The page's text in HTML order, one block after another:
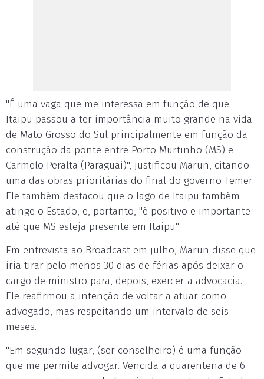
"É uma vaga que me interessa em função de que
Itaipu passou a ter importância muito grande na vida
de Mato Grosso do Sul principalmente em função da
construção da ponte entre Porto Murtinho (MS) e
Carmelo Peralta (Paraguai)", justificou Marun, citando
uma das obras prioritárias do final do governo Temer.
Ele também destacou que o lago de Itaipu também
atinge o Estado, e, portanto, "é positivo e importante
até que MS esteja presente em Itaipu".
Em entrevista ao Broadcast em julho, Marun disse que
iria tirar pelo menos 30 dias de férias após deixar o
cargo de ministro para, depois, exercer a advocacia.
Ele reafirmou a intenção de voltar a atuar como
advogado, mas respeitando um intervalo de seis
meses.
"Em segundo lugar, (ser conselheiro) é uma função
que me permite advogar. Vencida a quarentena de 6